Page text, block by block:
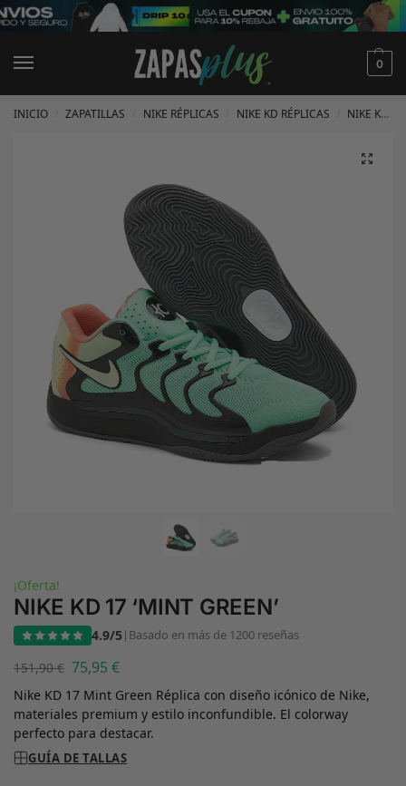
0
INICIO ZAPATILLAS NIKE RÉPLICAS NIKE KD RÉPLICAS NIKE KD 17 RÉPLICAS
¡Oferta!
NIKE KD 17 ‘MINT GREEN’
4.9/5| Basado en más de 1200 reseñas
151,90€ 75,95 €
Nike KD 17 Mint Green Réplica con diseño icónico de Nike,
materiales premium y estilo inconfundible. El colorway
perfecto para destacar.
GUÍA DE TALLAS